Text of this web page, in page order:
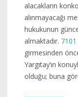
alacakların
alınmayacağı
hukukunun
almaktadır. 7101
girmesinden
Yargıtay’ın
olduğu; buna